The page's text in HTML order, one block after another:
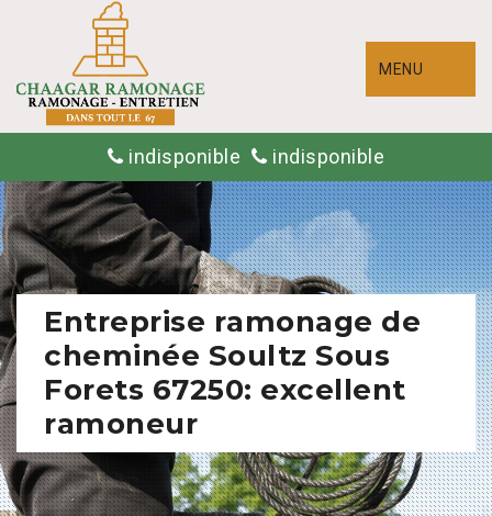
MENU
indisponible indisponible
Entreprise ramonage de
cheminée Soultz Sous
Forets 67250: excellent
ramoneur